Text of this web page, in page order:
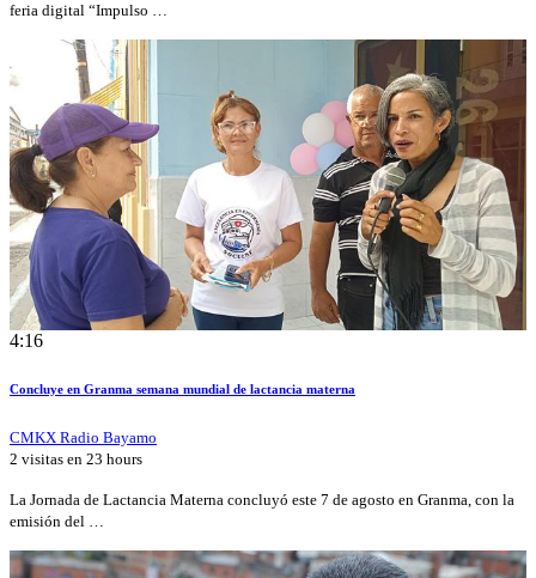
feria digital “Impulso …
4:16
Concluye en Granma semana mundial de lactancia materna
CMKX Radio Bayamo
2 visitas en 23 hours
La Jornada de Lactancia Materna concluyó este 7 de agosto en Granma, con la
emisión del …